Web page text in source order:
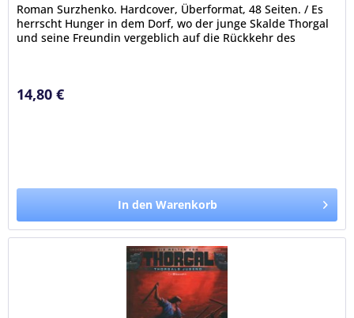
Roman Surzhenko. Hardcover, Überformat, 48 Seiten. / Es
herrscht Hunger in dem Dorf, wo der junge Skalde Thorgal
und seine Freundin vergeblich auf die Rückkehr des
14,80 €
In den Warenkorb